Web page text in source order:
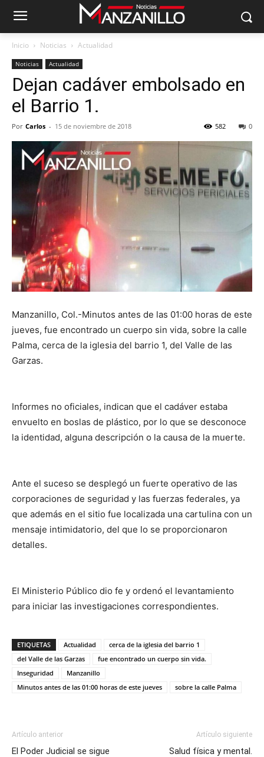
Inicio Noticias Actualidad
Noticias Actualidad
Dejan cadáver embolsado en
el Barrio 1.
Por Carlos - 15 de noviembre de 2018 0
582
Manzanillo, Col.-Minutos antes de las 01:00 horas de este
jueves, fue encontrado un cuerpo sin vida, sobre la calle
Palma, cerca de la iglesia del barrio 1, del Valle de las
Garzas.
Informes no oficiales, indican que el cadáver estaba
envuelto en boslas de plástico, por lo que se desconoce
la identidad, alguna descripción o la causa de la muerte.
Ante el suceso se desplegó un fuerte operativo de las
corporaciones de seguridad y las fuerzas federales, ya
que además en el sitio fue localizada una cartulina con un
mensaje intimidatorio, del que lo se proporcionaron
detalles.
El Ministerio Público dio fe y ordenó el levantamiento
para iniciar las investigaciones correspondientes.
ETIQUETAS Actualidad
cerca de la iglesia del barrio 1
del Valle de las Garzas
fue encontrado un cuerpo sin vida.
Inseguridad
Manzanillo
Minutos antes de las 01:00 horas de este jueves
sobre la calle Palma
Artículo anterior
El Poder Judicial se sigue
Artículo siguiente
Salud física y mental.